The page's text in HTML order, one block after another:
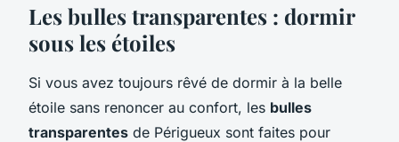
Les bulles transparentes : dormir
sous les étoiles
Si vous avez toujours rêvé de dormir à la belle
étoile sans renoncer au confort, les bulles
transparentes de Périgueux sont faites pour